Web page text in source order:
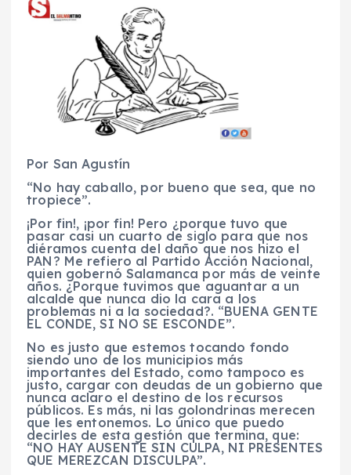
Por San Agustín
“No hay caballo, por bueno que sea, que no
tropiece”.
¡Por fin!, ¡por fin! Pero ¿porque tuvo que
pasar casi un cuarto de siglo para que nos
diéramos cuenta del daño que nos hizo el
PAN? Me refiero al Partido Acción Nacional,
quien gobernó Salamanca por más de veinte
años. ¿Porque tuvimos que aguantar a un
alcalde que nunca dio la cara a los
problemas ni a la sociedad?. “BUENA GENTE
EL CONDE, SI NO SE ESCONDE”.
No es justo que estemos tocando fondo
siendo uno de los municipios más
importantes del Estado, como tampoco es
justo, cargar con deudas de un gobierno que
nunca aclaro el destino de los recursos
públicos. Es más, ni las golondrinas merecen
que les entonemos. Lo único que puedo
decirles de esta gestión que termina, que:
“NO HAY AUSENTE SIN CULPA, NI PRESENTES
QUE MEREZCAN DISCULPA”.